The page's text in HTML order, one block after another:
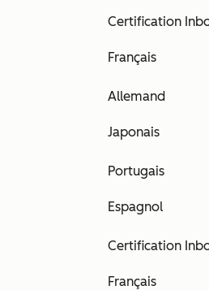
Certification
Français
Allemand
Japonais
Portugais
Espagnol
Certification
Français